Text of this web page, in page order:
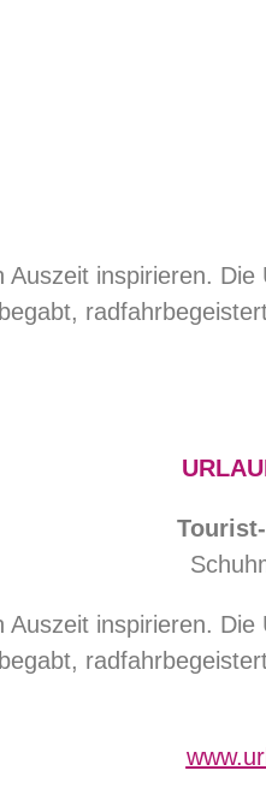
inspirieren.
inspirieren.